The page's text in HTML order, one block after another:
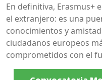
En definitiva, Erasmus+
el extranjero: es una
conocimientos y
ciudadanos europeos
comprometidos con el